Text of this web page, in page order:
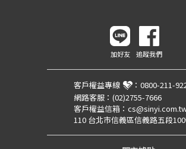
加好友 追蹤我們
客戶權益專線 ： 0800-211-
網路客服： (02)2755-7666
客戶權益信箱：
110 台北市信義區信義路五段